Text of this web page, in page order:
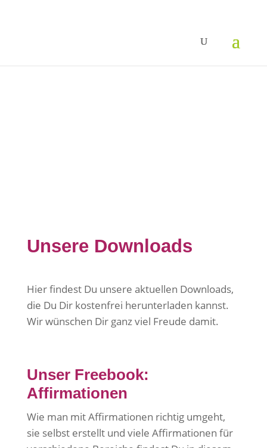
Unsere Downloads
Hier findest Du unsere aktuellen Downloads,
die Du Dir kostenfrei herunterladen kannst.
Wir wünschen Dir ganz viel Freude damit.
Unser Freebook:
Affirmationen
Wie man mit Affirmationen richtig umgeht,
sie selbst erstellt und viele Affirmationen für